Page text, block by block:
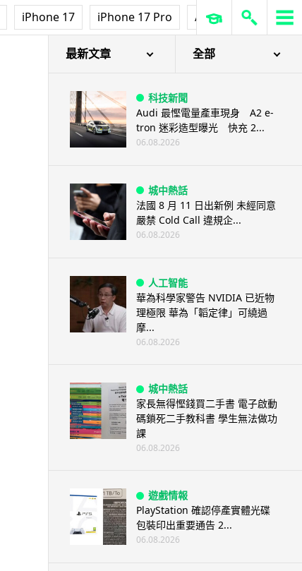
iPhone 17 iPhone 17 Pro AirPods Pro 3
最新文章 全部
科技新聞
Audi 最慳電量產車現身 A2 e-
tron 迷彩造型曝光 快充 2...
06.08.2026
城中熱話
法國 8 月 11 日出新例 未經同意
嚴禁 Cold Call 違規企...
06.08.2026
人工智能
華為科學家警告 NVIDIA 已近物
理極限 華為「韜定律」可繞過
摩...
06.08.2026
城中熱話
家長無得慳錢買二手書 電子啟動
碼鎖死二手教科書 學生無法做功
課
06.08.2026
遊戲情報
PlayStation 確認停產實體光碟
包裝印出重要通告 2...
06.08.2026